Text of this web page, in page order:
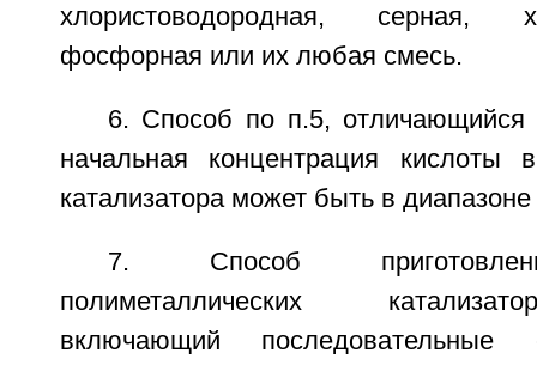
хлористоводородная, серная,
фосфорная или их любая смесь.
6. Способ по п.5, отличающийся
начальная концентрация кислоты
катализатора может быть в
7. Способ
полиметаллических
включающий последовательные